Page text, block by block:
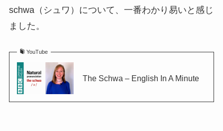
schwa（シュワ）について、一番わかり易いと感じ
ました。
YouTube
The Schwa – English In A Minute